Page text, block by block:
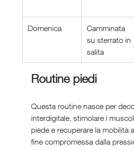
Domenica
Camminata
su sterrato in
salita
Routine piedi
Questa routine nasce per
interdigitale, stimolare i
piede e recuperare la mobilità
fine compromessa dalla